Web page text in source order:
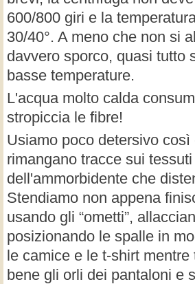
600/800 giri e la
30/40°. A meno che non si
davvero sporco, quasi tutto
basse temperature.
L'acqua molto calda
stropiccia le fibre!
Usiamo poco detersivo così
rimangano tracce sui
dell'ammorbidente che
Stendiamo non appena
usando gli “ometti”,
posizionando le spalle in
le camice e le t-shirt mentre
bene gli orli dei pantaloni e